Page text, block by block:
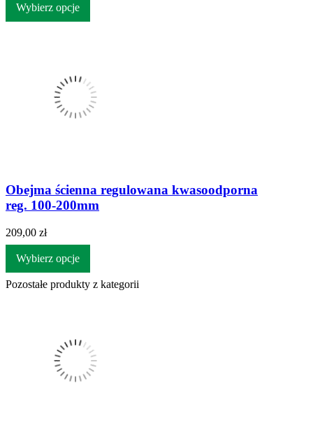
Wybierz opcje
Obejma ścienna regulowana kwasoodporna
reg. 100-200mm
209,00 zł
Wybierz opcje
Pozostałe produkty z kategorii